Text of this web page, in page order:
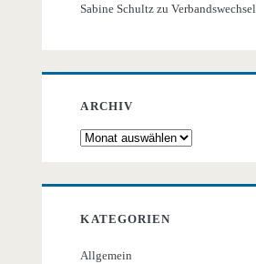
Sabine Schultz zuVerbandswechsel
ARCHIV
Archiv
KATEGORIEN
Allgemein